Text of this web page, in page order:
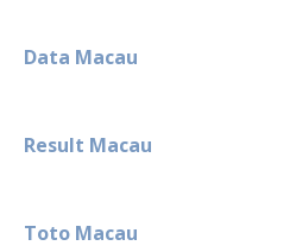
Data Macau
Result Macau
Toto Macau